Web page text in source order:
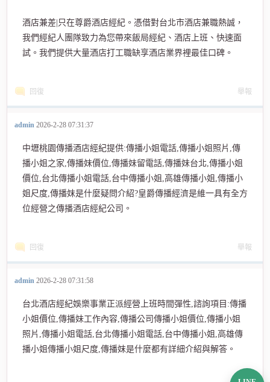
酒店兼差|只在尊爵酒店經紀。憑借對台北市酒店兼職熱誠，
我們經紀人團隊致力為您帶來飯局經紀、酒店上班、快速面
試。我們提供大量酒店打工職缺享酒店業界裡最佳口碑。
回復 舉報
admin 2026-2-28 07:31:37
中壢桃園傳播酒店經紀提供:傳播小姐電話,傳播小姐照片,傳
播小姐之家,傳播妹價位,傳播妹留電話,傳播妹台北,傳播小姐
價位,台北傳播小姐電話,台中傳播小姐,高雄傳播小姐,傳播小
姐尺度,傳播妺是什麼疑問介紹?皇爵傳播經濟是維一具有全方
位經營之傳播酒店經紀公司。
回復 舉報
admin 2026-2-28 07:31:58
台北酒店經紀娛樂事業正派經營上班時間彈性,諮詢項目:傳播
小姐價位,傳播妹工作內容,傳播公司傳播小姐價位,傳播小姐
照片,傳播小姐電話,台北傳播小姐電話,台中傳播小姐,高雄傳
播小姐傳播小姐尺度,傳播妺是什麼都有詳細介紹與解答。